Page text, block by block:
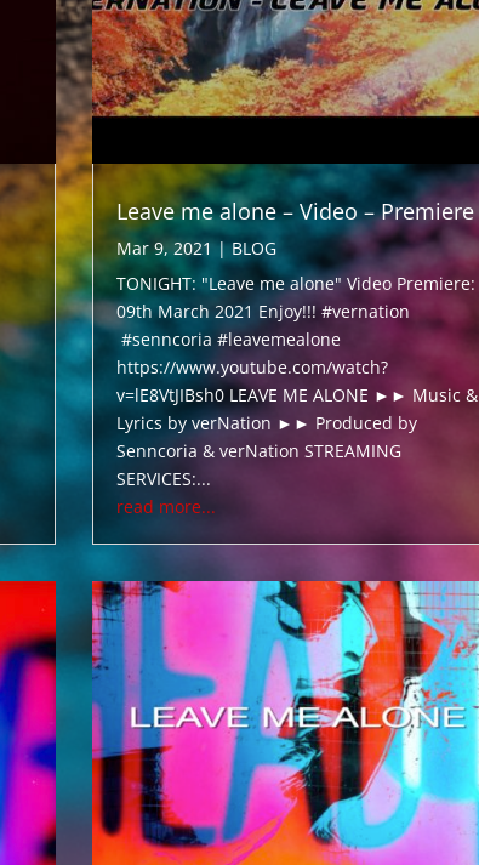
Leave me alone – Video – Premiere
Mar 9, 2021|BLOG
TONIGHT: "Leave me alone" Video Premiere:
09th March 2021 Enjoy!!! #vernation
#senncoria #leavemealone
https://www.youtube.com/watch?
v=lE8VtJIBsh0 LEAVE ME ALONE ►► Music &
Lyrics by verNation ►► Produced by
Senncoria & verNation STREAMING
SERVICES:...
read more...